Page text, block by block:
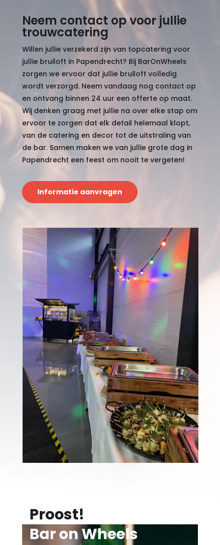
Neem contact op voor jullie
trouwcatering
Willen jullie verzekerd zijn van topcatering voor
jullie bruiloft in Papendrecht? Bij BarOnWheels
zorgen we ervoor dat jullie bruiloft volledig
wordt verzorgd. Neem vandaag nog contact op
en ontvang binnen 24 uur een offerte op maat.
Wij denken graag met jullie na over elke stap om
ervoor te zorgen dat elk detail helemaal klopt,
van de catering en decor tot de uitstraling van
de bar. Samen maken we van jullie grote dag in
Papendrecht een feest om nooit te vergeten!
Informatie aanvragen
Proost!
Bar on Wheels